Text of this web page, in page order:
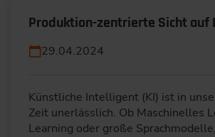
Produktion-zentrierte Sicht auf
29.04.2024
Künstliche Intelligent (KI) ist in
Zeit unerlässlich. Ob Maschinelles
Learning oder große